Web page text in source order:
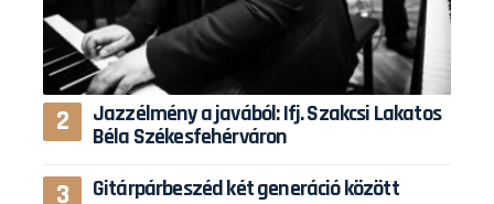
Jazzélmény a javából: Ifj. Szakcsi Lakatos
Béla Székesfehérváron
Gitárpárbeszéd két generáció között